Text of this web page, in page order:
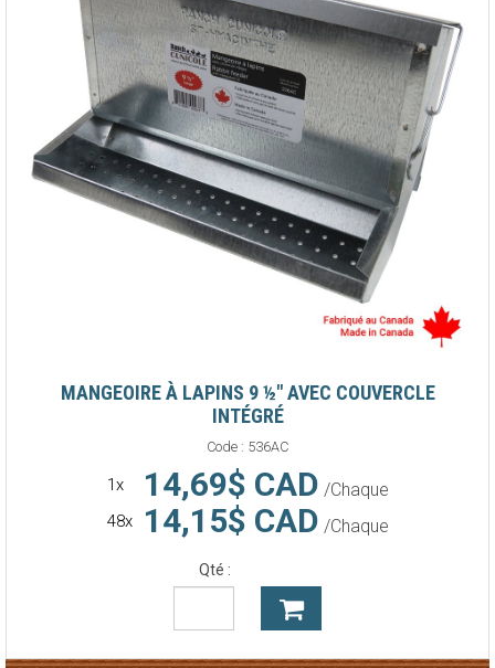
MANGEOIRE À LAPINS 9 ½" AVEC COUVERCLE
INTÉGRÉ
Code : 536AC
1x 14,69$ CAD /Chaque
48x 14,15$ CAD /Chaque
Qté :